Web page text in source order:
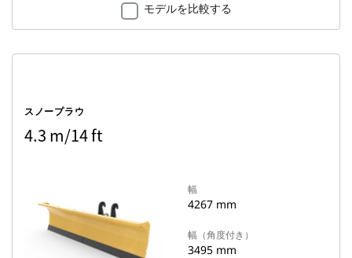
モデルを比較する
スノープラウ
4.3 m/14 ft
幅
4267 mm
幅（角度付き）
3495 mm